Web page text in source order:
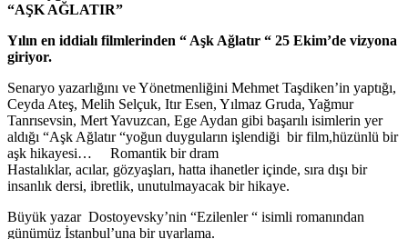
“AŞK AĞLATIR”
Yılın en iddialı filmlerinden “ Aşk Ağlatır “ 25 Ekim’de vizyona
giriyor.
Senaryo yazarlığını ve Yönetmenliğini Mehmet Taşdiken’in yaptığı,
Ceyda Ateş, Melih Selçuk, Itır Esen, Yılmaz Gruda, Yağmur
Tanrısevsin, Mert Yavuzcan, Ege Aydan gibi başarılı isimlerin yer
aldığı “Aşk Ağlatır “yoğun duyguların işlendiği bir film,hüzünlü bir
aşk hikayesi… Romantik bir dram
Hastalıklar, acılar, gözyaşları, hatta ihanetler içinde, sıra dışı bir
insanlık dersi, ibretlik, unutulmayacak bir hikaye.
Büyük yazar Dostoyevsky’nin “Ezilenler “ isimli romanından
günümüz İstanbul’una bir uyarlama.